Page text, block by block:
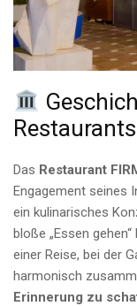
Das Restaurant
Engagement seines
ein kulinarisches
bloße „Essen
einer Reise, bei der
harmonisch
Erinnerung zu